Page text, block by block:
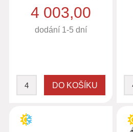
4 003,00
dodání 1-5 dní